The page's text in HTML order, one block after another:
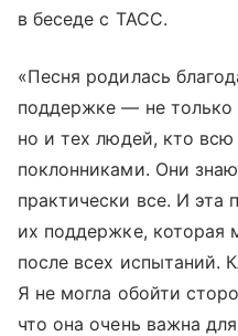
в беседе с ТАСС.
«Песня родилась
поддержке — не только
но и тех людей, кто
поклонниками. Они
практически все. И эта
их поддержке, которая
после всех испытаний.
Я не могла обойти
что она очень важна